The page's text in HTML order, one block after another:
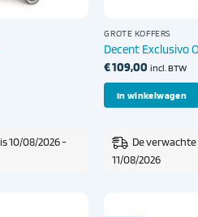
10/08/2026 -
GROTE KOFFERS
Decent Exclusivo
€109,00 incl. BTW
In winkelwagen
De
11/08/2026